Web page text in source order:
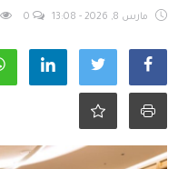
مارس 8, 2026 - 13:08